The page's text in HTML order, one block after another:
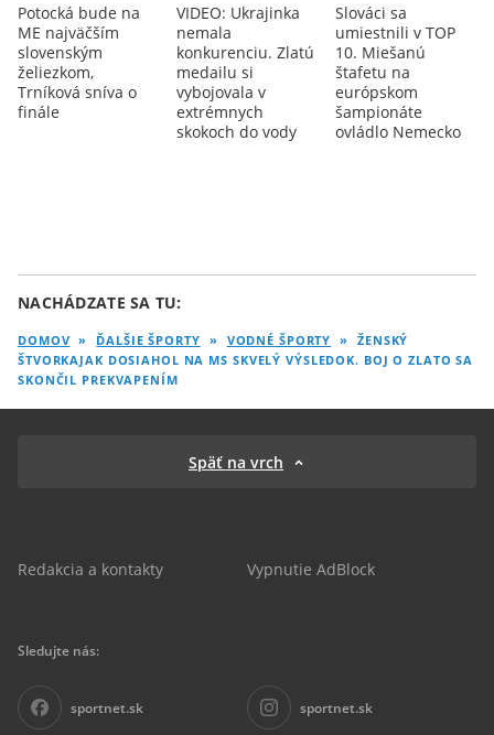
Potocká bude na
ME najväčším
slovenským
želiezkom,
Trníková sníva o
finále
VIDEO: Ukrajinka
nemala
konkurenciu. Zlatú
medailu si
vybojovala v
extrémnych
skokoch do vody
Slováci sa
umiestnili v TOP
10. Miešanú
štafetu na
európskom
šampionáte
ovládlo Nemecko
NACHÁDZATE SA TU:
DOMOV » ĎALŠIE ŠPORTY » VODNÉ ŠPORTY »
ŽENSKÝ
ŠTVORKAJAK DOSIAHOL NA MS SKVELÝ VÝSLEDOK. BOJ O ZLATO SA
SKONČIL PREKVAPENÍM
Späť na vrch
Redakcia a kontakty Vypnutie AdBlock
Sledujte nás:
sportnet.sk sportnet.sk